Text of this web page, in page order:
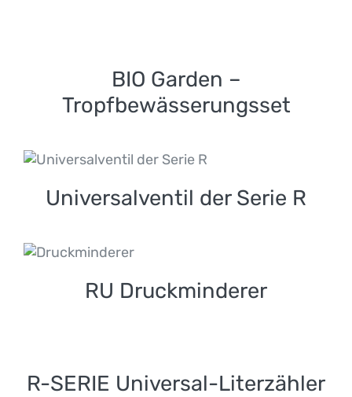
BIO Garden –
Tropfbewässerungsset
Universalventil der
Universalventil der Serie R
RU Druckminderer
RU Druckminderer
R-SERIE Universal-Literzähler